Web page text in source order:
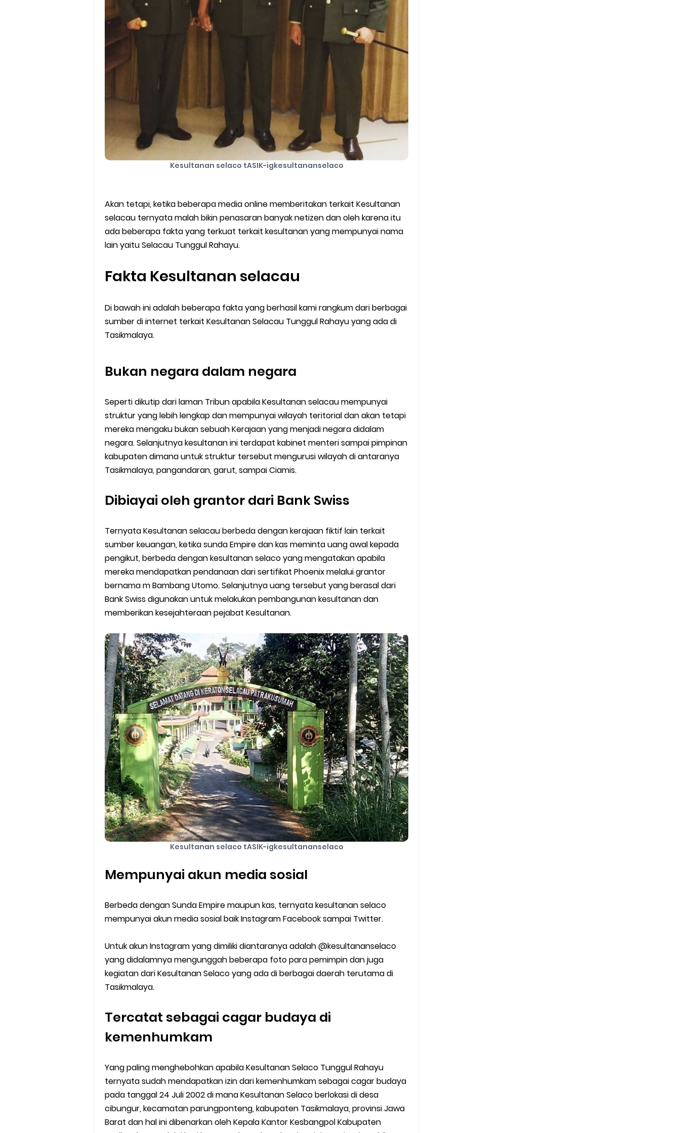
Kesultanan selaco tASIK-igkesultananselaco
Akan tetapi, ketika beberapa media online memberitakan terkait Kesultanan
selacau ternyata malah bikin penasaran banyak netizen dan oleh karena itu
ada beberapa fakta yang terkuat terkait kesultanan yang mempunyai nama
lain yaitu Selacau Tunggul Rahayu.
Fakta Kesultanan selacau
Di bawah ini adalah beberapa fakta yang berhasil kami rangkum dari berbagai
sumber di internet terkait Kesultanan Selacau Tunggul Rahayu yang ada di
Tasikmalaya.
Bukan negara dalam negara
Seperti dikutip dari laman Tribun apabila Kesultanan selacau mempunyai
struktur yang lebih lengkap dan mempunyai wilayah teritorial dan akan tetapi
mereka mengaku bukan sebuah Kerajaan yang menjadi negara didalam
negara. Selanjutnya kesultanan ini terdapat kabinet menteri sampai pimpinan
kabupaten dimana untuk struktur tersebut mengurusi wilayah di antaranya
Tasikmalaya, pangandaran, garut, sampai Ciamis.
Dibiayai oleh grantor dari Bank Swiss
Ternyata Kesultanan selacau berbeda dengan kerajaan fiktif lain terkait
sumber keuangan, ketika sunda Empire dan kas meminta uang awal kepada
pengikut, berbeda dengan kesultanan selaco yang mengatakan apabila
mereka mendapatkan pendanaan dari sertifikat Phoenix melalui grantor
bernama m Bambang Utomo. Selanjutnya uang tersebut yang berasal dari
Bank Swiss digunakan untuk melakukan pembangunan kesultanan dan
memberikan kesejahteraan pejabat Kesultanan.
Kesultanan selaco tASIK-igkesultananselaco
Mempunyai akun media sosial
Berbeda dengan Sunda Empire maupun kas, ternyata kesultanan selaco
mempunyai akun media sosial baik Instagram Facebook sampai Twitter.
Untuk akun Instagram yang dimiliki diantaranya adalah @kesultananselaco
yang didalamnya mengunggah beberapa foto para pemimpin dan juga
kegiatan dari Kesultanan Selaco yang ada di berbagai daerah terutama di
Tasikmalaya.
Tercatat sebagai cagar budaya di
kemenhumkam
Yang paling menghebohkan apabila Kesultanan Selaco Tunggul Rahayu
ternyata sudah mendapatkan izin dari kemenhumkam sebagai cagar budaya
pada tanggal 24 Juli 2002 di mana Kesultanan Selaco berlokasi di desa
cibungur, kecamatan parungponteng, kabupaten Tasikmalaya, provinsi Jawa
Barat dan hal ini dibenarkan oleh Kepala Kantor Kesbangpol Kabupaten